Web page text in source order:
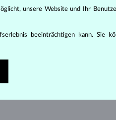
Einschlüssen, die mit dem
unsere Website und Ihr
beeinträchtigen kann. Sie